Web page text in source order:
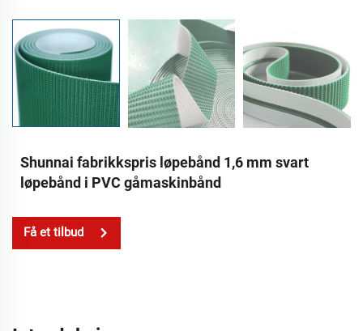
Shunnai fabrikkspris løpebånd 1,6 mm svart
løpebånd i PVC gåmaskinbånd
Få et tilbud